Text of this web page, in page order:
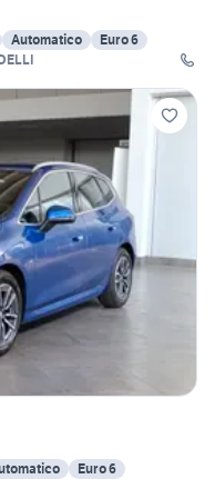
Automatico
Euro 6
Euro 6